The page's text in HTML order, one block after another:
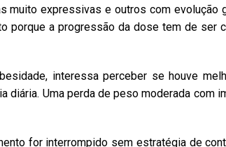
expressivas e outros com evolução
porque a progressão da dose tem de ser
interessa perceber se houve
diária. Uma perda de peso moderada com
for interrompido sem estratégia de